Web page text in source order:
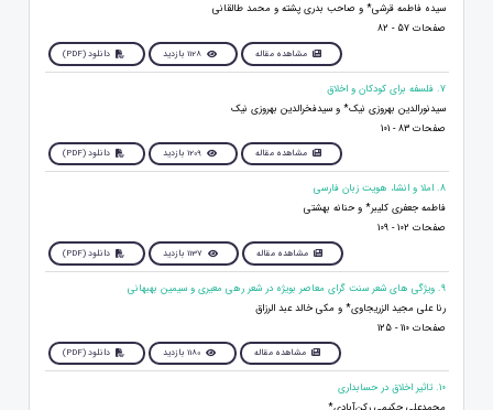
سیده فاطمه قرشی* و صاحب بدری پشته و محمد طالقانی
صفحات 57 - 82
مشاهده مقاله 1128 بازدید دانلود (PDF)
7. فلسفه برای کودکان و اخلاق
سیدنورالدین بهروزی نیک* و سیدفخرالدین بهروزی نیک
صفحات 83 - 101
مشاهده مقاله 1209 بازدید دانلود (PDF)
8. املا و انشا، هویت زبان فارسی
فاطمه جعفری کلیبر* و حنانه بهشتی
صفحات 102 - 109
مشاهده مقاله 1137 بازدید دانلود (PDF)
9. ویژگی هاى شعر سنت ﮔراى معاصر بويژه در شعر رهى معيرى و سيمين بهبهانى
رنا علی مجید الزریجاوی* و مكی خالد عبد الرزاق
صفحات 110 - 125
مشاهده مقاله 1180 بازدید دانلود (PDF)
10. تاثیر اخلاق در حسابداری